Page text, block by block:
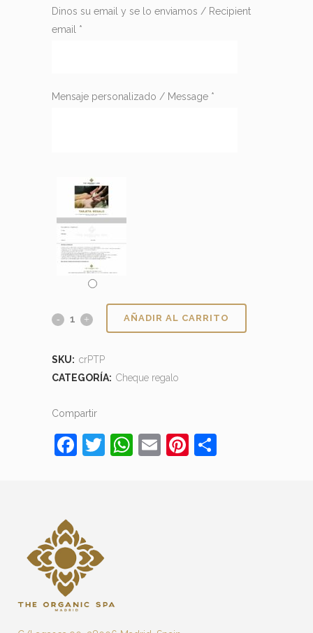
Dinos su email y se lo enviamos / Recipient
email *
Mensaje personalizado / Message *
AÑADIR AL CARRITO
SKU: crPTP
CATEGORÍA: Cheque regalo
Compartir
Facebook
Twitter
WhatsApp
EmailPinterest